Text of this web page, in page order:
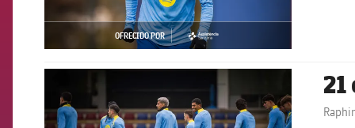
OFRECIDO POR
asistencia